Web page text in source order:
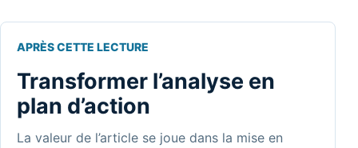
APRÈS CETTE LECTURE
Transformer l’analyse en
plan d’action
La valeur de l’article se joue dans la mise en